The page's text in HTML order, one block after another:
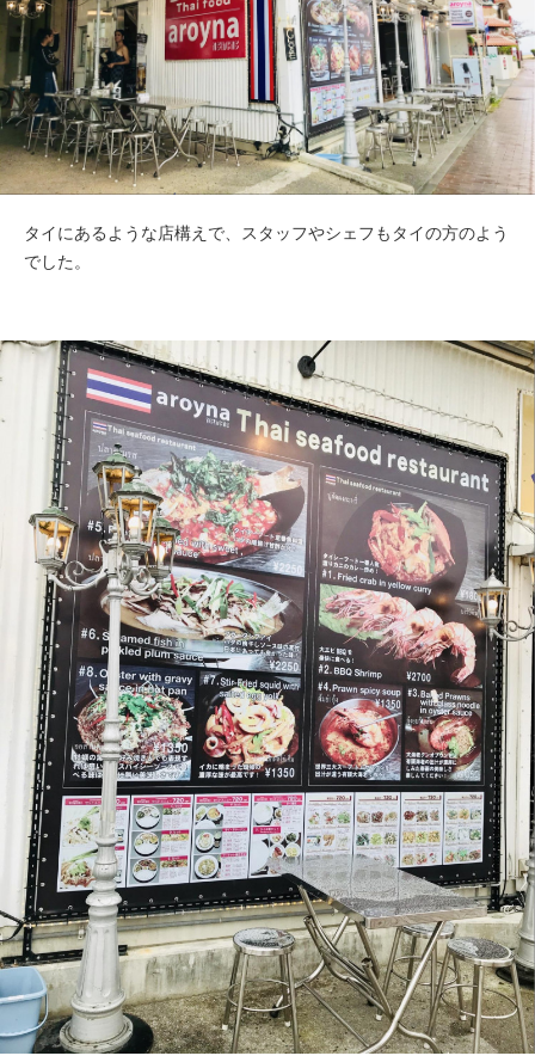
タイにあるような店構えで、スタッフやシェフもタイの方のよう
でした。